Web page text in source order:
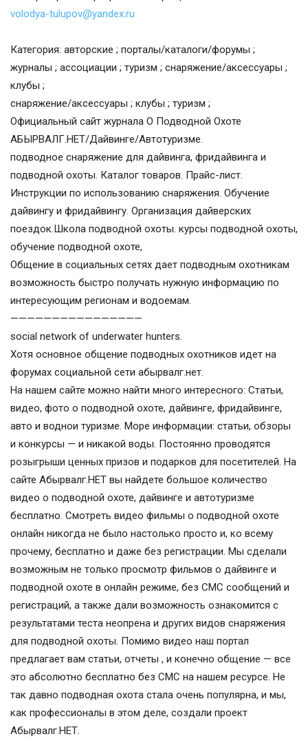
volodya-tulupov@yandex.ru
Категория: авторские ; порталы/каталоги/форумы ;
журналы ; ассоциации ; туризм ; снаряжение/аксессуары ;
клубы ;
снаряжение/аксессуары ; клубы ; туризм ;
Официальный сайт журнала О Подводной Охоте
АБЫРВАЛГ.НЕТ/Дайвинге/Автотуризме.
подводное снаряжение для дайвинга, фридайвинга и
подводной охоты. Каталог товаров. Прайс-лист.
Инструкции по использованию снаряжения. Обучение
дайвингу и фридайвингу. Организация дайверских
поездок.Школа подводной охоты. курсы подводной охоты,
обучение подводной охоте,
Общение в социальных сетях дает подводным охотникам
возможность быстро получать нужную информацию по
интересующим регионам и водоемам.
————————————————
social network of underwater hunters.
Хотя основное общение подводных охотников идет на
форумах социальной сети абырвалг.нет.
На нашем сайте можно найти много интересного: Статьи,
видео, фото о подводной охоте, дайвинге, фридайвинге,
авто и воднои туризме. Море информации: статьи, обзоры
и конкурсы — и никакой воды. Постоянно проводятся
розыгрыши ценных призов и подарков для посетителей. На
сайте Абырвалг.НЕТ вы найдете большое количество
видео о подводной охоте, дайвинге и автотуризме
бесплатно. Смотреть видео фильмы о подводной охоте
онлайн никогда не было настолько просто и, ко всему
прочему, бесплатно и даже без регистрации. Мы сделали
возможным не только просмотр фильмов о дайвинге и
подводной охоте в онлайн режиме, без СМС сообщений и
регистраций, а также дали возможность ознакомится с
результатами теста неопрена и других видов снаряжения
для подводной охоты. Помимо видео наш портал
предлагает вам статьи, отчеты , и конечно общение — все
это абсолютно бесплатно без СМС на нашем ресурсе. Не
так давно подводная охота стала очень популярна, и мы,
как профессионалы в этом деле, создали проект
Абырвалг.НЕТ.